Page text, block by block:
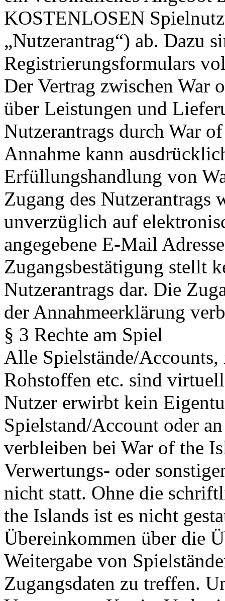
KOSTENLOSEN
„Nutzerantrag“) ab. Dazu
Registrierungsformulars
Der Vertrag zwischen War
über Leistungen und
Nutzerantrags durch War
Annahme kann
Erfüllungshandlung von
Zugang des Nutzerantrags
unverzüglich auf
angegebene E-Mail
Zugangsbestätigung stellt
Nutzerantrags dar. Die
der Annahmeerklärung
§ 3 Rechte am Spiel
Alle Spielstände/
Rohstoffen etc. sind
Nutzer erwirbt kein
Spielstand/Account oder
verbleiben bei War of the
Verwertungs- oder
nicht statt. Ohne die
the Islands ist es nicht
Übereinkommen über die
Weitergabe von
Zugangsdaten zu treffen.